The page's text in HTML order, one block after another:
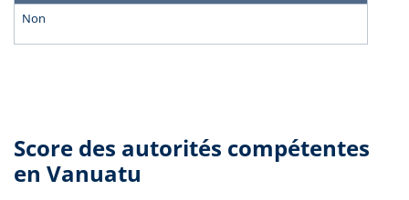
Non
Score des autorités compétentes
en Vanuatu